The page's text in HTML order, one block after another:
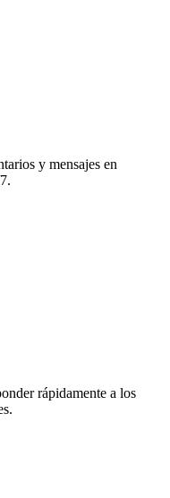
y mensajes en
rápidamente a los